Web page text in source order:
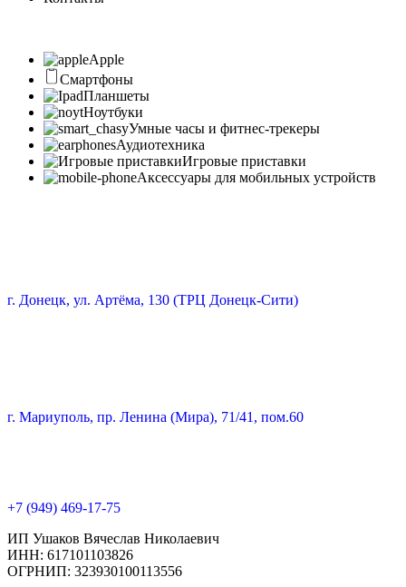
Apple
Смартфоны
Планшеты
Ноутбуки
Умные часы и фитнес-трекеры
Аудиотехника
Игровые приставки
Аксессуары для мобильных устройств
г. Донецк, ул. Артёма, 130 (ТРЦ Донецк-Сити)
г. Мариуполь, пр. Ленина (Мира), 71/41, пом.60
+7 (949) 469-17-75
ИП Ушаков Вячеслав Николаевич
ИНН: 617101103826
ОГРНИП: 323930100113556